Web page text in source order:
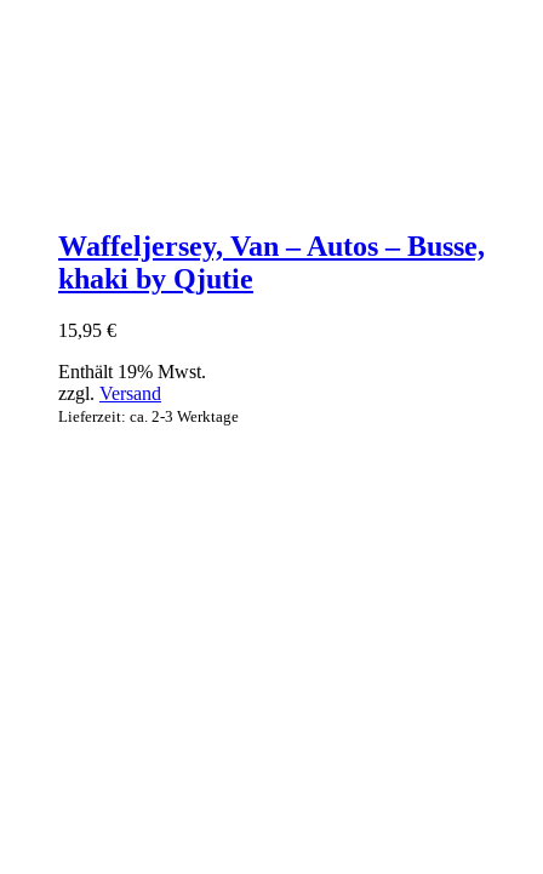
Waffeljersey, Van – Autos – Busse,
khaki by Qjutie
15,95 €
Enthält 19% Mwst.
zzgl. Versand
Lieferzeit: ca. 2-3 Werktage